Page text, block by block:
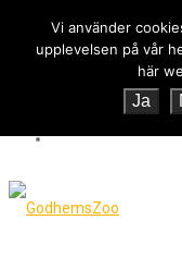
Vi använder
upplevelsen på vår
här
Ja